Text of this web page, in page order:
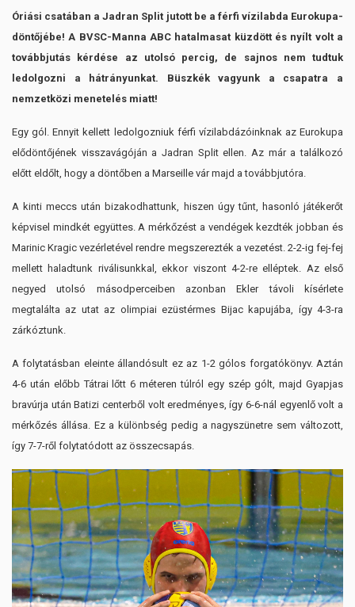
Óriási csatában a Jadran Split jutott be a férfi vízilabda Eurokupa-
döntőjébe! A BVSC-Manna ABC hatalmasat küzdött és nyílt volt a
továbbjutás kérdése az utolsó percig, de sajnos nem tudtuk
ledolgozni a hátrányunkat. Büszkék vagyunk a csapatra a
nemzetközi menetelés miatt!
Egy gól. Ennyit kellett ledolgozniuk férfi vízilabdázóinknak az Eurokupa
elődöntőjének visszavágóján a Jadran Split ellen. Az már a találkozó
előtt eldőlt, hogy a döntőben a Marseille vár majd a továbbjutóra.
A kinti meccs után bizakodhattunk, hiszen úgy tűnt, hasonló játékerőt
képvisel mindkét együttes. A mérkőzést a vendégek kezdték jobban és
Marinic Kragic vezérletével rendre megszerezték a vezetést. 2-2-ig fej-fej
mellett haladtunk riválisunkkal, ekkor viszont 4-2-re elléptek. Az első
negyed utolsó másodperceiben azonban Ekler távoli kísérlete
megtalálta az utat az olimpiai ezüstérmes Bijac kapujába, így 4-3-ra
zárkóztunk.
A folytatásban eleinte állandósult ez az 1-2 gólos forgatókönyv. Aztán
4-6 után előbb Tátrai lőtt 6 méteren túlról egy szép gólt, majd Gyapjas
bravúrja után Batizi centerből volt eredményes, így 6-6-nál egyenlő volt a
mérkőzés állása. Ez a különbség pedig a nagyszünetre sem változott,
így 7-7-ről folytatódott az összecsapás.